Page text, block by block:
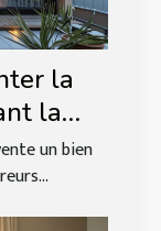
la
la
un bien